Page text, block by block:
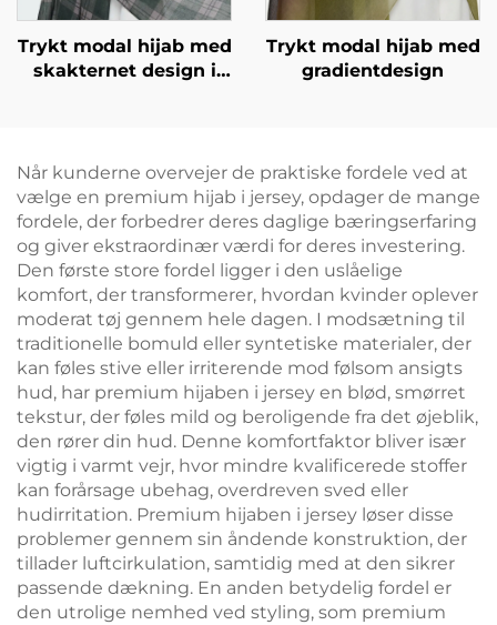
Trykt modal hijab med
skakternet design i
Trykt modal hijab med
gradientdesign
Når kunderne overvejer de praktiske fordele ved at
vælge en premium hijab i jersey, opdager de mange
fordele, der forbedrer deres daglige bæringserfaring
og giver ekstraordinær værdi for deres investering.
Den første store fordel ligger i den uslåelige
komfort, der transformerer, hvordan kvinder oplever
moderat tøj gennem hele dagen. I modsætning til
traditionelle bomuld eller syntetiske materialer, der
kan føles stive eller irriterende mod følsom ansigts
hud, har premium hijaben i jersey en blød, smørret
tekstur, der føles mild og beroligende fra det øjeblik,
den rører din hud. Denne komfortfaktor bliver især
vigtig i varmt vejr, hvor mindre kvalificerede stoffer
kan forårsage ubehag, overdreven sved eller
hudirritation. Premium hijaben i jersey løser disse
problemer gennem sin åndende konstruktion, der
tillader luftcirkulation, samtidig med at den sikrer
passende dækning. En anden betydelig fordel er
den utrolige nemhed ved styling, som premium